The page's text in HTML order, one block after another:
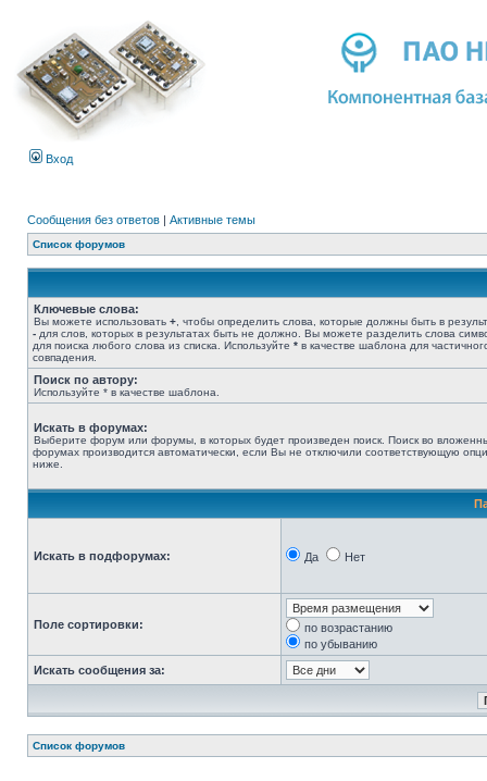
Вход
Сообщения без ответов | Активные темы
Список форумов
Ключевые слова:
Вы можете использовать + , чтобы определить слова, которые должны быть в
- для слов, которых в результатах быть не должно. Вы можете разделить слова
для поиска любого слова из списка. Используйте * в качестве шаблона для
совпадения.
Поиск по автору:
Используйте * в качестве шаблона.
Искать в форумах:
Выберите форум или форумы, в которых будет произведен поиск. Поиск во
форумах производится автоматически, если Вы не отключили соответствующую
ниже.
Искать в подфорумах: Да Нет
Поле сортировки:
по возрастанию
по убыванию
Искать сообщения за:
Список форумов